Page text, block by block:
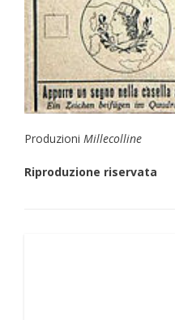
Produzioni Millecolline
Riproduzione riservata